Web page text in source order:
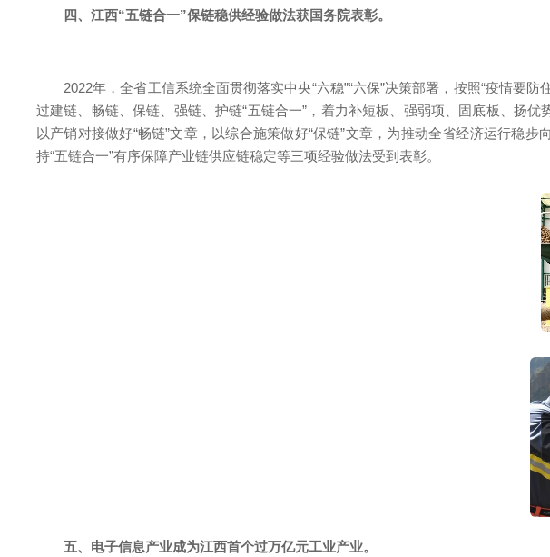
四、江西“五链合一”保链稳供经验做法获国务院表彰。
2022年，全省工信系统全面贯彻落实中央“六稳”“六保”决策部署，按照“疫情要防
过建链、畅链、保链、强链、护链“五链合一”，着力补短板、强弱项、固底板、扬
以产销对接做好“畅链”文章，以综合施策做好“保链”文章，为推动全省经济运行稳
持“五链合一”有序保障产业链供应链稳定等三项经验做法受到表彰。
五、电子信息产业成为江西首个过万亿元工业产业。